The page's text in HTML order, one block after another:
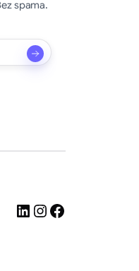
spama.
LinkedIn
Instagram
Facebook